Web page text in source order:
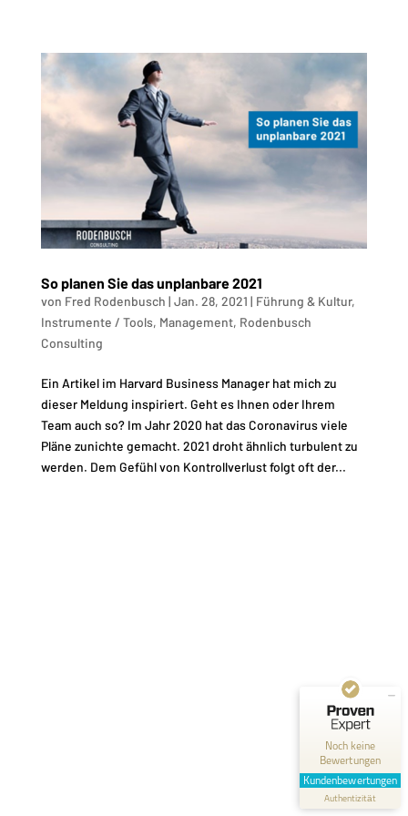
So planen Sie das unplanbare 2021
von Fred Rodenbusch | Jan. 28, 2021 | Führung & Kultur,
Instrumente / Tools, Management, Rodenbusch
Consulting
Ein Artikel im Harvard Business Manager hat mich zu
dieser Meldung inspiriert. Geht es Ihnen oder Ihrem
Team auch so? Im Jahr 2020 hat das Coronavirus viele
Pläne zunichte gemacht. 2021 droht ähnlich turbulent zu
werden. Dem Gefühl von Kontrollverlust folgt oft der...
Noch keine
Bewertungen
Kundenbewertungen
Authentizität
Erfahren Sie mehr über dieses Bewertungssiegel
1.1.1970